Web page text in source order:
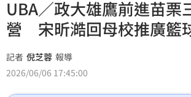
UBA／政大雄鷹前進苗栗
營 宋昕澔回母校推廣籃
記者 倪芝蓉 報導
2026/06/06 17:45:00